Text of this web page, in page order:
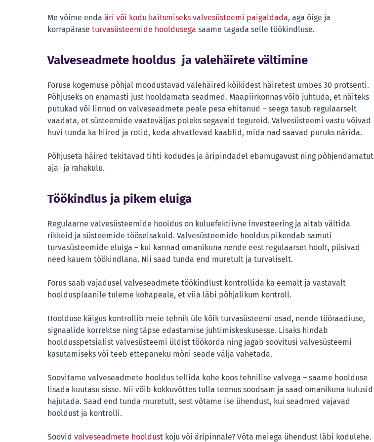
Me võime enda äri või kodu kaitsmiseks valvesüsteemi paigaldada, aga õige ja
korrapärase turvasüsteemide hooldusega saame tagada selle töökindluse.
Valveseadmete hooldus ja valehäirete vältimine
Foruse kogemuse põhjal moodustavad valehäired kõikidest häiretest umbes 30 protsenti.
Põhjuseks on enamasti just hooldamata seadmed. Maapiirkonnas võib juhtuda, et näiteks
putukad või linnud on valveseadmete peale pesa ehitanud – seega tasub regulaarselt
vaadata, et süsteemide vaateväljas poleks segavaid tegureid. Valvesüsteemi vastu võivad
huvi tunda ka hiired ja rotid, keda ahvatlevad kaablid, mida nad saavad puruks närida.
Põhjuseta häired tekitavad tihti kodudes ja äripindadel ebamugavust ning põhjendamatut
aja- ja rahakulu.
Töökindlus ja pikem eluiga
Regulaarne valvesüsteemide hooldus on kuluefektiivne investeering ja aitab vältida
rikkeid ja süsteemide tööseisakuid. Valvesüsteemide hooldus pikendab samuti
turvasüsteemide eluiga – kui kannad omanikuna nende eest regulaarset hoolt, püsivad
need kauem töökindlana. Nii saad tunda end muretult ja turvaliselt.
Forus saab vajadusel valveseadmete töökindlust kontrollida ka eemalt ja vastavalt
hooldusplaanile tuleme kohapeale, et viia läbi põhjalikum kontroll.
Hoolduse käigus kontrollib meie tehnik üle kõik turvasüsteemi osad, nende tööraadiuse,
signaalide korrektse ning täpse edastamise juhtimiskeskusesse. Lisaks hindab
hooldusspetsialist valvesüsteemi üldist töökorda ning jagab soovitusi valvesüsteemi
kasutamiseks või teeb ettepaneku mõni seade välja vahetada.
Soovitame valveseadmete hooldus tellida kohe koos tehnilise valvega – saame hoolduse
lisada kuutasu sisse. Nii võib kokkuvõttes tulla teenus soodsam ja saad omanikuna kulusid
hajutada. Saad end tunda muretult, sest võtame ise ühendust, kui seadmed vajavad
hooldust ja kontrolli.
Soovid valveseadmete hooldust koju või äripinnale? Võta meiega ühendust läbi kodulehe.